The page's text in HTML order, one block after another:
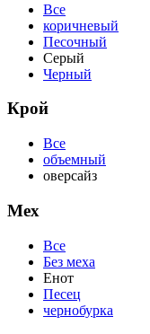
Все
коричневый
Песочный
Серый
Черный
Крой
Все
объемный
оверсайз
Мех
Все
Без меха
Енот
Песец
чернобурка